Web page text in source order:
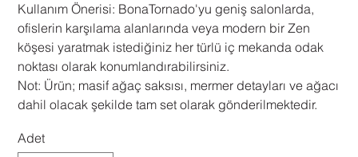
​Kullanım Önerisi: BonaTornado'yu geniş salonlarda,
ofislerin karşılama alanlarında veya modern bir Zen
köşesi yaratmak istediğiniz her türlü iç mekanda odak
noktası olarak konumlandırabilirsiniz.
​Not: Ürün; masif ağaç saksısı, mermer detayları ve ağacı
dahil olacak şekilde tam set olarak gönderilmektedir.
Adet